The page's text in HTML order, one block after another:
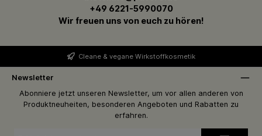
+49 6221-5990070
Wir freuen uns von euch zu hören!
Cleane & vegane Wirkstoffkosmetik
Newsletter
Abonniere jetzt unseren Newsletter, um vor allen anderen von
Produktneuheiten, besonderen Angeboten und Rabatten zu
erfahren.